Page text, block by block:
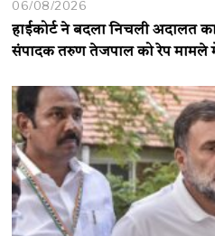
06/08/2026
हाईकोर्ट ने बदला निचली अदालत
संपादक तरुण तेजपाल को रेप मामले में